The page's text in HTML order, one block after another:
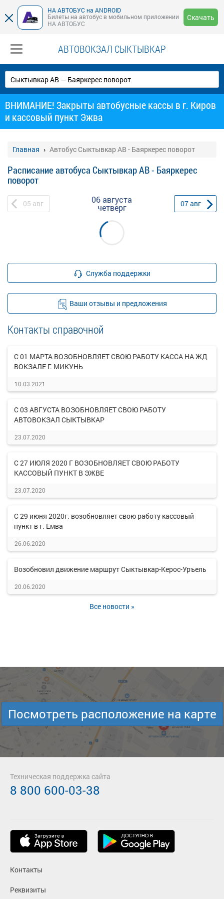
НА АВТОБУС на ANDROID
Билеты на автобус в мобильном приложении
НА АВТОБУС
Скачать
АВТОВОКЗАЛ СЫКТЫВКАР
ВНИМАНИЕ! Закрыты автобусные кассы в г. Киров
и кассовый пункт Эжва
Главная Автобус Сыктывкар АВ - Баяркерес поворот
Расписание автобуса Сыктывкар АВ - Баяркерес
поворот
05 авг 06 августа
четверг 07авг
Служба поддержки
Ваши отзывы и предложения
Контакты справочной
С 01 МАРТА ВОЗОБНОВЛЯЕТ СВОЮ РАБОТУ КАССА НА ЖД
ВОКЗАЛЕ Г. МИКУНЬ
10.03.2021
С 03 АВГУСТА ВОЗОБНОВЛЯЕТ СВОЮ РАБОТУ
АВТОВОКЗАЛ СЫКТЫВКАР
23.07.2020
С 27 ИЮЛЯ 2020 Г ВОЗОБНОВЛЯЕТ СВОЮ РАБОТУ
КАССОВЫЙ ПУНКТ В ЭЖВЕ
23.07.2020
С 29 июня 2020г. возобновляет свою работу кассовый
пункт в г. Емва
26.06.2020
Возобновил движение маршрут Сыктывкар-Керос-Уръель
20.06.2020
Все новости »
Посмотреть расположение на карте
Контакты
Реквизиты
Техническая поддержка сайта
8 800 600-03-38